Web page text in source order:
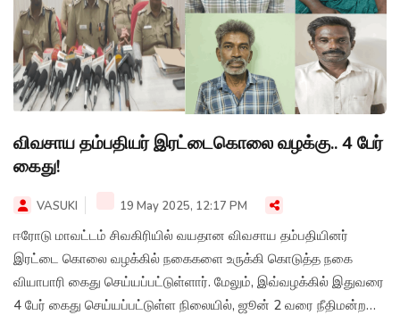
விவசாய தம்பதியர் இரட்டைகொலை வழக்கு.. 4 பேர்
கைது!
VASUKI 19 May 2025, 12:17 PM
ஈரோடு மாவட்டம் சிவகிரியில் வயதான விவசாய தம்பதியினர்
இரட்டை கொலை வழக்கில் நகைகளை உருக்கி கொடுத்த நகை
வியாபாரி கைது செய்யப்பட்டுள்ளார். மேலும், இவ்வழக்கில் இதுவரை
4 பேர் கைது செய்யப்பட்டுள்ள நிலையில், ஜூன் 2 வரை நீதிமன்ற